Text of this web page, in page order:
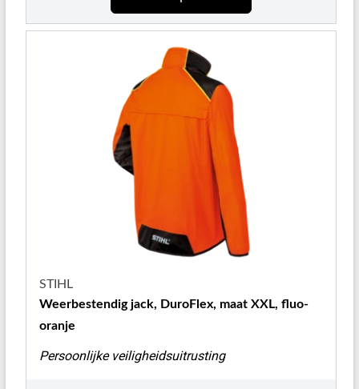
STIHL
Weerbestendig jack, DuroFlex, maat XXL, fluo-
oranje
Persoonlijke veiligheidsuitrusting